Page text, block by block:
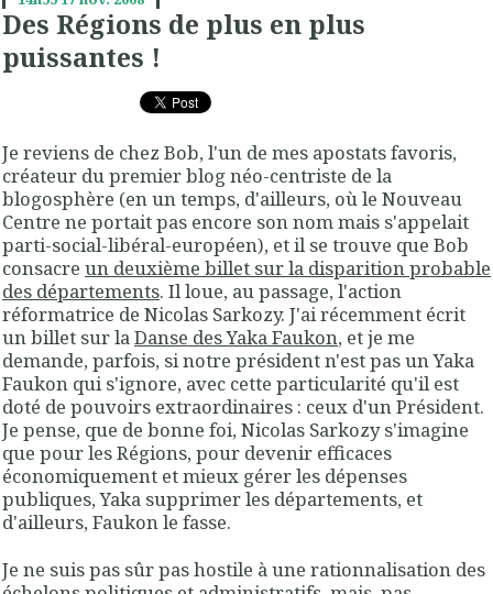
Des Régions de plus en plus
puissantes !
Je reviens de chez Bob, l'un de mes apostats favoris,
créateur du premier blog néo-centriste de la
blogosphère (en un temps, d'ailleurs, où le Nouveau
Centre ne portait pas encore son nom mais s'appelait
parti-social-libéral-européen), et il se trouve que Bob
consacre un deuxième billet sur la disparition probable
des départements. Il loue, au passage, l'action
réformatrice de Nicolas Sarkozy. J'ai récemment écrit
un billet sur laDanse des Yaka Faukon, et je me
demande, parfois, si notre président n'est pas un Yaka
Faukon qui s'ignore, avec cette particularité qu'il est
doté de pouvoirs extraordinaires : ceux d'un Président.
Je pense, que de bonne foi, Nicolas Sarkozy s'imagine
que pour les Régions, pour devenir efficaces
économiquement et mieux gérer les dépenses
publiques, Yaka supprimer les départements, et
d'ailleurs, Faukon le fasse.
Je ne suis pas sûr pas hostile à une rationnalisation des